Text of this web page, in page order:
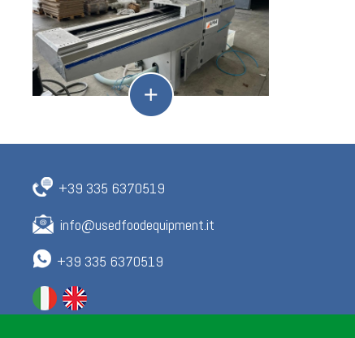
+39 335 6370519
info@usedfoodequipment.it
+39 335 6370519